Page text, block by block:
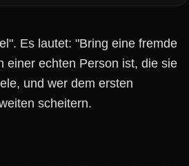
Es lautet: "Bring eine fremde
einer echten Person ist, die sie
und wer dem ersten
scheitern.